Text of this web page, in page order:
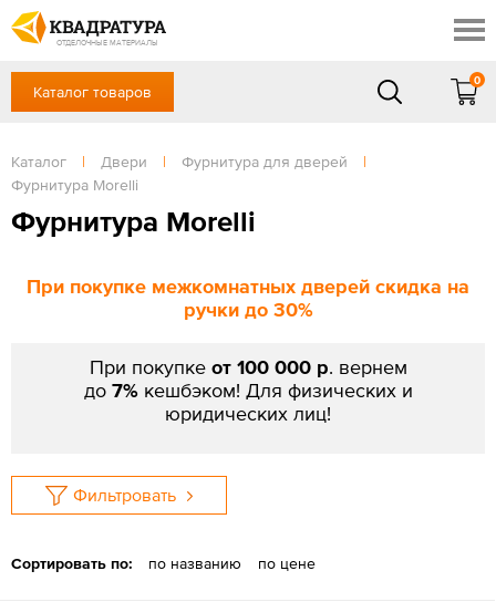
ОТДЕЛОЧНЫЕ МАТЕРИАЛЫ
Профи
Доставка и оплата
Готовые решения
Акции
Отзывы
+7 (3852) 55-58-09
Сб, Вс — выходной
ЗАКАЗАТЬ ЗВОНОК
Вход / Регистрация
Каталог товаров
0
Каталог | Двери | Фурнитура для дверей
|
Фурнитура Morelli
Фурнитура Morelli
При покупке межкомнатных дверей скидка на
ручки до 30%
При покупке от 100 000 р. вернем
до 7% кешбэком! Для физических и
юридических лиц!
Фильтровать
Сортировать по: по названию по цене